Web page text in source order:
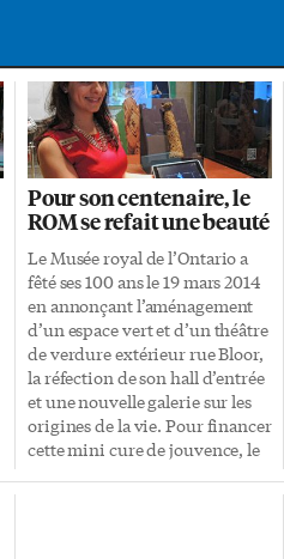
Pour son centenaire, le
ROM se refait une beauté
Le Musée royal de l’Ontario a
fêté ses 100 ans le 19 mars 2014
en annonçant l’aménagement
d’un espace vert et d’un théâtre
de verdure extérieur rue Bloor,
la réfection de son hall d’entrée
et une nouvelle galerie sur les
origines de la vie. Pour financer
cette mini cure de jouvence, le